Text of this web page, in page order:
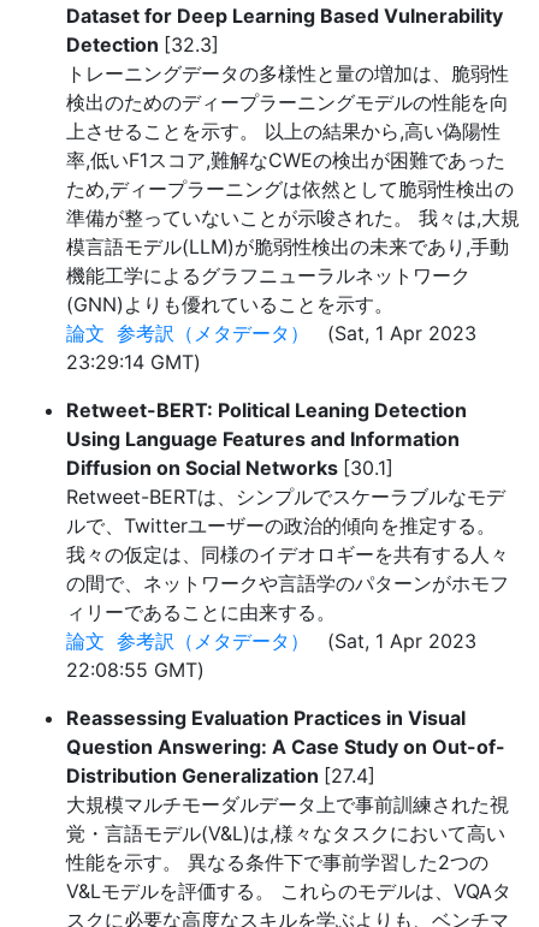
Dataset for Deep Learning Based Vulnerability
Detection [32.3]
トレーニングデータの多様性と量の増加は、脆弱性
検出のためのディープラーニングモデルの性能を向
上させることを示す。 以上の結果から,高い偽陽性
率,低いF1スコア,難解なCWEの検出が困難であった
ため,ディープラーニングは依然として脆弱性検出の
準備が整っていないことが示唆された。 我々は,大規
模言語モデル(LLM)が脆弱性検出の未来であり,手動
機能工学によるグラフニューラルネットワーク
(GNN)よりも優れていることを示す。
論文 参考訳（メタデータ）
(Sat, 1 Apr 2023
23:29:14 GMT)
Retweet-BERT: Political Leaning Detection
Using Language Features and Information
Diffusion on Social Networks [30.1]
Retweet-BERTは、シンプルでスケーラブルなモデ
ルで、Twitterユーザーの政治的傾向を推定する。
我々の仮定は、同様のイデオロギーを共有する人々
の間で、ネットワークや言語学のパターンがホモフ
ィリーであることに由来する。
論文 参考訳（メタデータ）
(Sat, 1 Apr 2023
22:08:55 GMT)
Reassessing Evaluation Practices in Visual
Question Answering: A Case Study on Out-of-
Distribution Generalization [27.4]
大規模マルチモーダルデータ上で事前訓練された視
覚・言語モデル(V&L)は,様々なタスクにおいて高い
性能を示す。 異なる条件下で事前学習した2つの
V&Lモデルを評価する。 これらのモデルは、VQAタ
スクに必要な高度なスキルを学ぶよりも、ベンチマ